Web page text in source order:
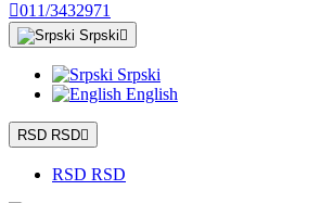
011/3432971
Srpski 
Srpski
English
RSD RSD
RSD RSD